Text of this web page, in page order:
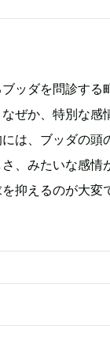
ッダを問診する
ぜか、特別な感
は、ブッダの頭
、みたいな感情
抑えるのが大変